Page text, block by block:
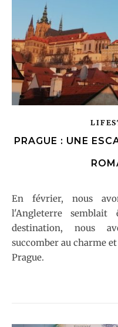
PRAGUE : UNE
En février, nous avons eu besoin d'évasion. Si
l'Angleterre
destination, nous
succomber au charme
Prague.